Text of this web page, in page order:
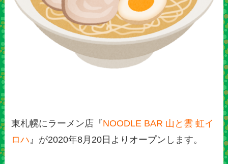
東札幌にラーメン店『NOODLE BAR 山と雲 虹イ
ロハ』が2020年8月20日よりオープンします。